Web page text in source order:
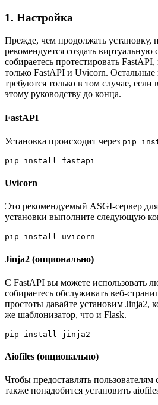
1. Настройка
Прежде, чем продолжать установку,
рекомендуется создать виртуальную
собираетесь протестировать
только FastAPI и Uvicorn. Остальные
требуются только в том случае,
этому руководству до конца.
FastAPI
Установка происходит через pip
pip install fastapi
Uvicorn
Это рекомендуемый ASGI-сервер
установки выполните следующую
pip install uvicorn
Jinja2 (опционально)
С FastAPI вы можете использовать
собираетесь обслуживать веб-
простоты давайте установим Jinja2,
же шаблонизатор, что и Flask.
pip install jinja2
Aiofiles (опционально)
Чтобы предоставлять пользователям
также понадобится установить